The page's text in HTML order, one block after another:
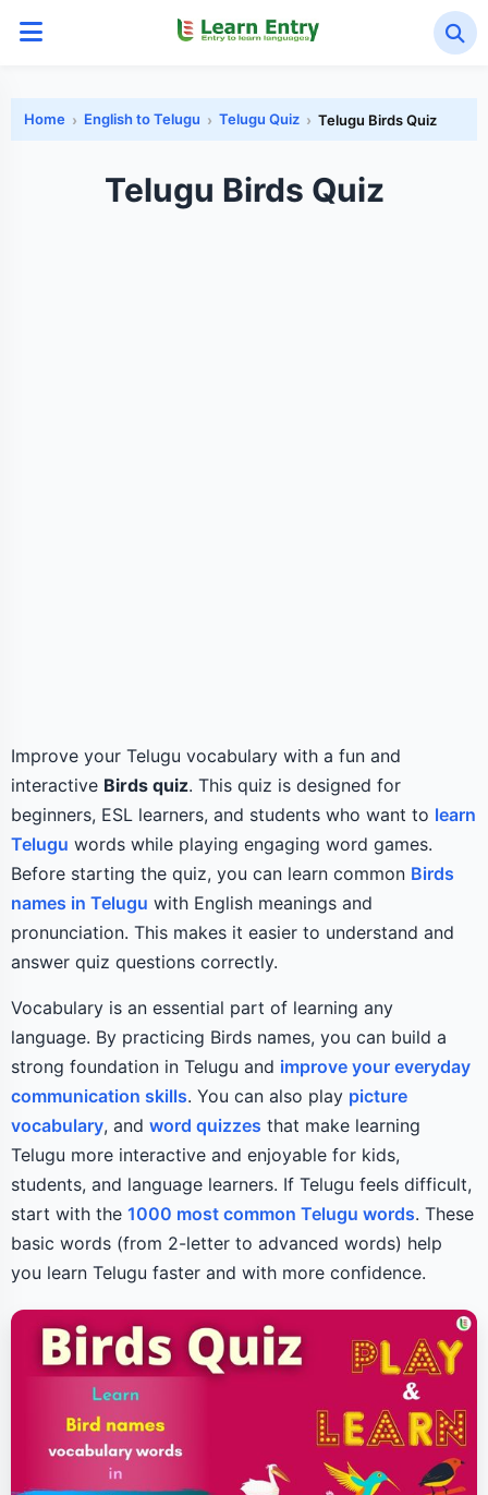
Home English to Telugu Telugu Quiz Telugu Birds Quiz
Telugu Birds Quiz
Improve your Telugu vocabulary with a fun and
interactive Birds quiz. This quiz is designed for
beginners, ESL learners, and students who want to learn
Telugu words while playing engaging word games.
Before starting the quiz, you can learn common Birds
names in Telugu with English meanings and
pronunciation. This makes it easier to understand and
answer quiz questions correctly.
Vocabulary is an essential part of learning any
language. By practicing Birds names, you can build a
strong foundation in Telugu and improve your everyday
communication skills. You can also play picture
vocabulary, and word quizzes that make learning
Telugu more interactive and enjoyable for kids,
students, and language learners. If Telugu feels difficult,
start with the 1000 most common Telugu words. These
basic words (from 2-letter to advanced words) help
you learn Telugu faster and with more confidence.